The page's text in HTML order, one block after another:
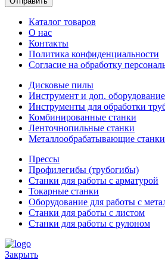
Каталог товаров
О нас
Контакты
Политика конфиденциальности
Согласие на обработку
Дисковые пилы
Инструмент и доп. оборудование
Инструменты для обработки
Комбинированные станки
Ленточнопильные станки
Металлообрабатывающие станки
Прессы
Профилегибы (трубогибы)
Станки для работы с арматурой
Токарные станки
Оборудование для работы с
Станки для работы с листом
Станки для работы с рулоном
Закрыть